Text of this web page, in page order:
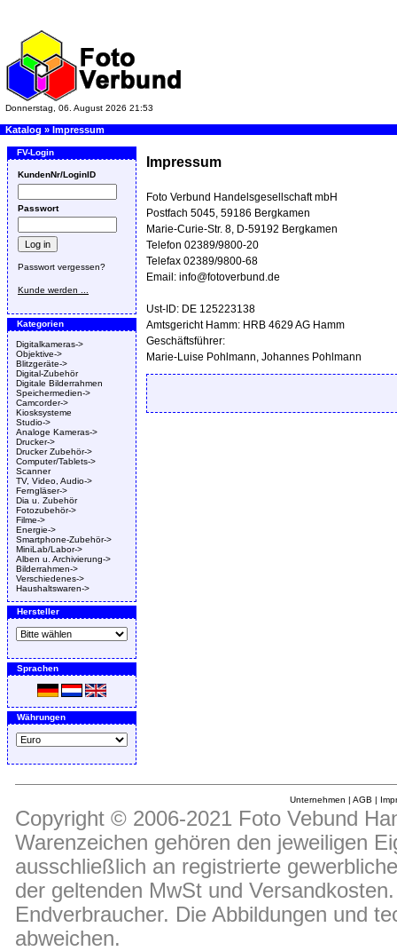
Donnerstag, 06. August 2026 21:53
Katalog » Impressum
FV-Login
KundenNr/LoginID
Passwort
Passwort vergessen?
Kunde werden ...
Kategorien
Digitalkameras->
Objektive->
Blitzgeräte->
Digital-Zubehör
Digitale Bilderrahmen
Speichermedien->
Camcorder->
Kiosksysteme
Studio->
Analoge Kameras->
Drucker->
Drucker Zubehör->
Computer/Tablets->
Scanner
TV, Video, Audio->
Ferngläser->
Dia u. Zubehör
Fotozubehör->
Filme->
Energie->
Smartphone-Zubehör->
MiniLab/Labor->
Alben u. Archivierung->
Bilderrahmen->
Verschiedenes->
Haushaltswaren->
Hersteller
Sprachen
Währungen
Impressum
Foto Verbund Handelsgesellschaft mbH
Postfach 5045, 59186 Bergkamen
Marie-Curie-Str. 8, D-59192 Bergkamen
Telefon 02389/9800-20
Telefax 02389/9800-68
Email: info@fotoverbund.de
Ust-ID: DE 125223138
Amtsgericht Hamm: HRB 4629 AG Hamm
Geschäftsführer:
Marie-Luise Pohlmann, Johannes Pohlmann
Unternehmen | AGB |
Copyright © 2006-2021 Foto Vebund
Warenzeichen gehören den jeweiligen
ausschließlich an registrierte
der geltenden MwSt und
Endverbraucher. Die Abbildungen und
abweichen.